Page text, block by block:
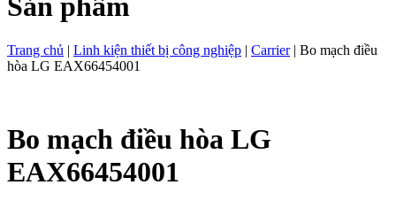
Sản phẩm
Trang chủ | Linh kiện thiết bị công nghiệp | Carrier| Bo mạch điều
hòa LG EAX66454001
Bo mạch điều hòa LG
EAX66454001